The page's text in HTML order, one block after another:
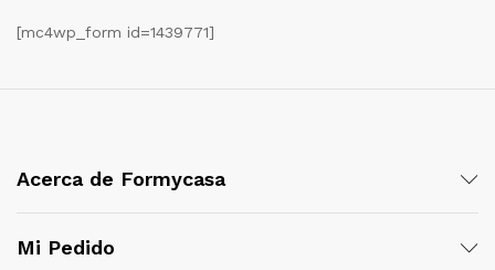
[mc4wp_form id=1439771]
Acerca de Formycasa
Mi Pedido